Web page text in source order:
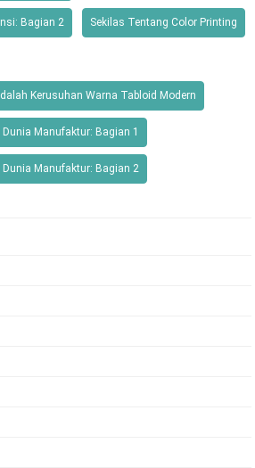
Bagian 2 Sekilas Tentang Color Printing
Kerusuhan Warna Tabloid Modern
Manufaktur: Bagian 1
Manufaktur: Bagian 2